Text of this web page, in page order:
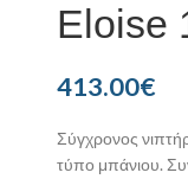
Eloise
413.00€
Σύγχρονος
τύπο μπάνιου.